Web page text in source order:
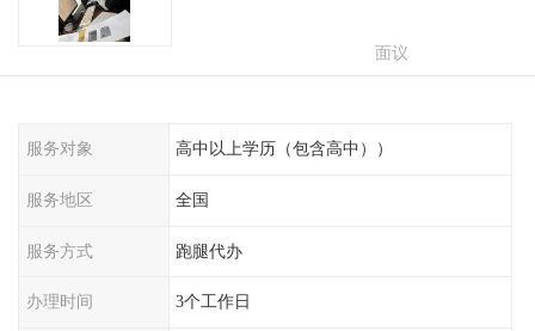
面议
服务对象 高中以上学历（包含高中））
服务地区 全国
服务方式 跑腿代办
办理时间 3个工作日